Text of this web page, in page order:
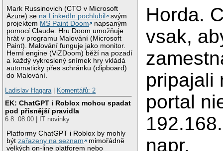
Mark Russinovich (CTO v Microsoft
Azure) se na LinkedIn pochlubil
svým
projektem MS Paint Doom
napsaným
pomocí Claude. Hru Doom umožňuje
hrát v programu Malování (Microsoft
Paint). Malování funguje jako monitor.
Herní engine (ViZDoom) běží na pozadí
a každý vykreslený snímek hry vkládá
automaticky přes schránku (clipboard)
do Malování.
Ladislav Hagara
Komentářů: 2
EK: ChatGPT i Roblox mohou spadat
pod přísnější pravidla
6.8. 08:00 | IT novinky
Platformy ChatGPT i Roblox by mohly
býtzařazeny na seznam
mimořádně
velkých on-line platforem nebo
Horda.
vsak,
pripajali
portal
napr.